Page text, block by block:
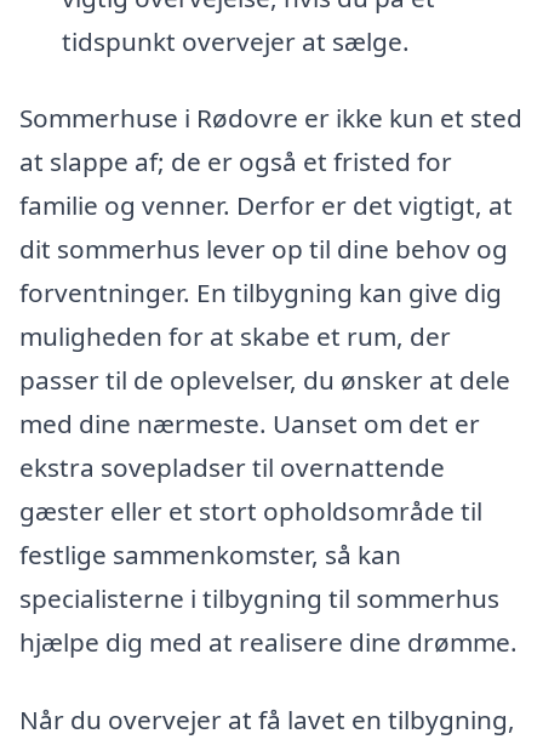
tidspunkt overvejer at sælge.
Sommerhuse i Rødovre er ikke kun et sted
at slappe af; de er også et fristed for
familie og venner. Derfor er det vigtigt, at
dit sommerhus lever op til dine behov og
forventninger. En tilbygning kan give dig
muligheden for at skabe et rum, der
passer til de oplevelser, du ønsker at dele
med dine nærmeste. Uanset om det er
ekstra sovepladser til overnattende
gæster eller et stort opholdsområde til
festlige sammenkomster, så kan
specialisterne i tilbygning til sommerhus
hjælpe dig med at realisere dine drømme.
Når du overvejer at få lavet en tilbygning,